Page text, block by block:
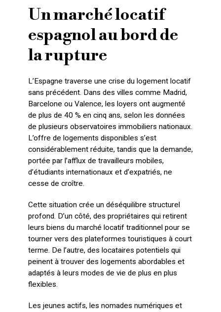
Un marché locatif
espagnol au bord de
la rupture
L’Espagne traverse une crise du logement locatif
sans précédent. Dans des villes comme Madrid,
Barcelone ou Valence, les loyers ont augmenté
de plus de 40 % en cinq ans, selon les données
de plusieurs observatoires immobiliers nationaux.
L’offre de logements disponibles s’est
considérablement réduite, tandis que la demande,
portée par l’afflux de travailleurs mobiles,
d’étudiants internationaux et d’expatriés, ne
cesse de croître.
Cette situation crée un déséquilibre structurel
profond. D’un côté, des propriétaires qui retirent
leurs biens du marché locatif traditionnel pour se
tourner vers des plateformes touristiques à court
terme. De l’autre, des locataires potentiels qui
peinent à trouver des logements abordables et
adaptés à leurs modes de vie de plus en plus
flexibles.
Les jeunes actifs, les nomades numériques et